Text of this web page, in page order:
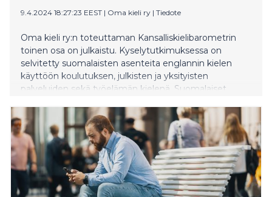
9.4.2024 18:27:23 EEST | Oma kieli ry | Tiedote
Oma kieli ry:n toteuttaman Kansalliskielibarometrin
toinen osa on julkaistu. Kyselytutkimuksessa on
selvitetty suomalaisten asenteita englannin kielen
käyttöön koulutuksen, julkisten ja yksityisten
palveluiden sekä työelämän kielenä. Suomalaiset
suomen ja ruotsin rinnalle haitallisena ja
epätoivottavana. Esimerkiksi pelkästään
englanninkielisenä tarjottava asiakaspalvelu yksityisissä
yrityksissä saa täystyrmäyksen: 86 % vastaajista pitää
erittäin tai melko tärkeänä, että Suomessa palvelua
saa aina suomeksi tai ruotsiksi, paikkakunnasta
riippuen.